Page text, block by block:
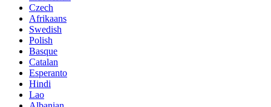
Czech
Afrikaans
Swedish
Polish
Basque
Catalan
Esperanto
Hindi
Lao